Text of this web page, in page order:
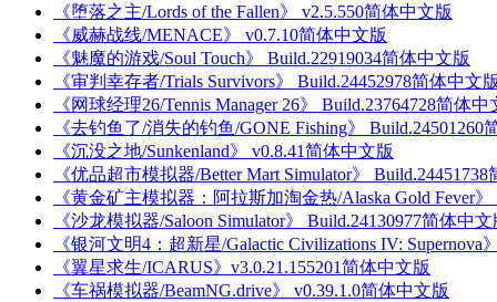
《堕落之主/Lords of the Fallen》 v2.5.550简体中文版
《威赫战线/MENACE》 v0.7.10简体中文版
《魅魔的游戏/Soul Touch》 Build.22919034简体中文版
《审判幸存者/Trials Survivors》 Build.24452978简体中文
《网球经理26/Tennis Manager 26》 Build.23764728简体中
《去钓鱼了/消失的钓鱼/GONE Fishing》 Build.24501260
《沉没之地/Sunkenland》 v0.8.41简体中文版
《优品超市模拟器/Better Mart Simulator》
《黄金矿主模拟器：阿拉斯加淘金热/Alaska Gold Fever
《沙龙模拟器/Saloon Simulator》 Build.24130977简体中文
《银河文明4：超新星/Galactic Civilizations IV: Supernova
《翼星求生/ICARUS》v3.0.21.155201简体中文版
《车祸模拟器/BeamNG.drive》 v0.39.1.0简体中文版